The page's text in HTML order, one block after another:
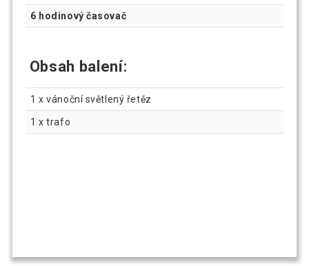
6 hodinový časovač
Obsah balení:
1 x vánoční světlený řetěz
1 x trafo